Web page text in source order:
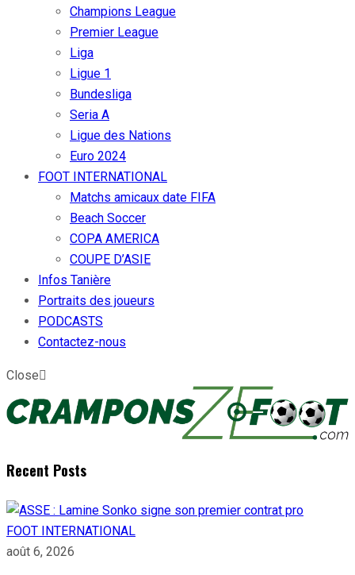
Champions League
Premier League
Liga
Ligue 1
Bundesliga
Seria A
Ligue des Nations
Euro 2024
FOOT INTERNATIONAL
Matchs amicaux date FIFA
Beach Soccer
COPA AMERICA
COUPE D’ASIE
Infos Tanière
Portraits des joueurs
PODCASTS
Contactez-nous
Close
Recent Posts
FOOT INTERNATIONAL
août 6, 2026